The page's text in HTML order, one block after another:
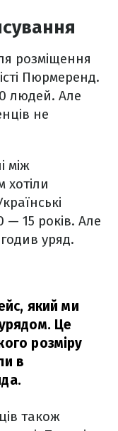
розміщення
Пюрмеренд.
людей. Але
не
між
— 15 років. Але
уряд.
який ми
Це
розміру
в
також